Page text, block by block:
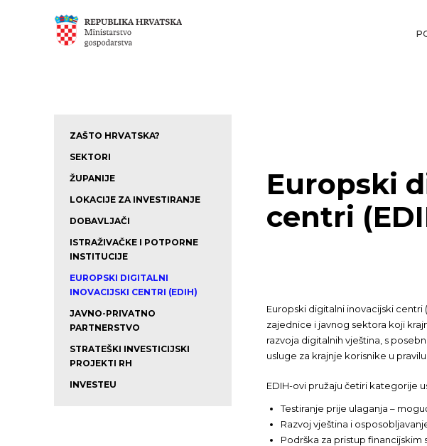
ZAŠTO HRVATSKA?
SEKTORI
ŽUPANIJE
LOKACIJE ZA INVESTIRANJE
DOBAVLJAČI
ISTRAŽIVAČKE I POTPORNE
INSTITUCIJE
EUROPSKI DIGITALNI
INOVACIJSKI CENTRI (EDIH)
JAVNO-PRIVATNO
PARTNERSTVO
STRATEŠKI INVESTICIJSKI
PROJEKTI RH
INVESTEU
Europski
centri
Europski digitalni inovacijski
zajednice i javnog sektora koji
razvoja digitalnih vještina, s
usluge za krajnje korisnike u
EDIH-ovi pružaju četiri kategorije
Testiranje prije ulaganja –
Razvoj vještina i
Podrška za pristup